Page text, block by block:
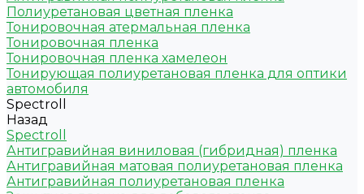
Полиуретановая цветная пленка
Тонировочная атермальная пленка
Тонировочная пленка
Тонировочная пленка хамелеон
Тонирующая полиуретановая пленка для оптики
автомобиля
Spectroll
Назад
Spectroll
Антигравийная виниловая (гибридная) пленка
Антигравийная матовая полиуретановая пленка
Антигравийная полиуретановая пленка